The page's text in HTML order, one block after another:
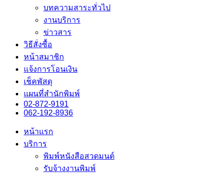
บทความสาระทั่วไป
งานบริการ
ข่าวสาร
วิธีสั่งซื้อ
หน้าสมาชิก
แจ้งการโอนเงิน
เช็คพัสดุ
แผนที่สำนักพิมพ์
02-872-9191
062-192-8936
หน้าแรก
บริการ
พิมพ์หนังสือสวดมนต์
รับจ้างงานพิมพ์